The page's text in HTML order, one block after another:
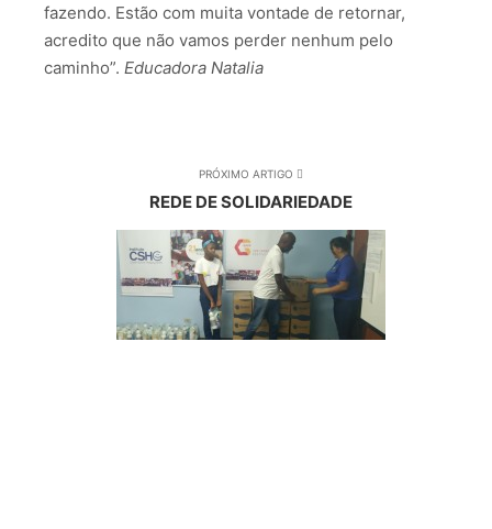
fazendo. Estão com muita vontade de retornar,
acredito que não vamos perder nenhum pelo
caminho”. Educadora Natalia
PRÓXIMO ARTIGO
REDE DE SOLIDARIEDADE